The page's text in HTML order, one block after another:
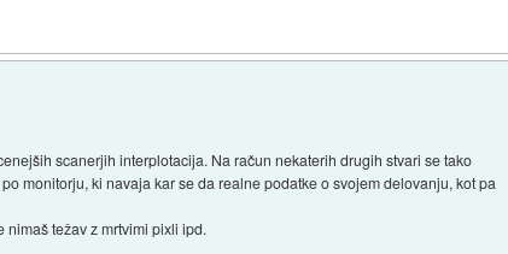
scanerjih interplotacija. Na račun nekaterih drugih stvari se tako
monitorju, ki navaja kar se da realne podatke o svojem delovanju, kot pa
težav z mrtvimi pixli ipd.